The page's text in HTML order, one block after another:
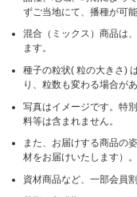
ずご当地にて、播種が可
混合（ミックス）商品は
ます。
種子の粒状( 粒の大きさ)
り、粒数も変わる場合があ
写真はイメージです。特
料等は含まれません。
また、お届けする商品の
材をお届けいたします）。
資材商品など、一部会員